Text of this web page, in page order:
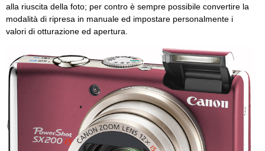
alla riuscita della foto; per contro è sempre possibile convertire la
modalità di ripresa in manuale ed impostare personalmente i
valori di otturazione ed apertura.